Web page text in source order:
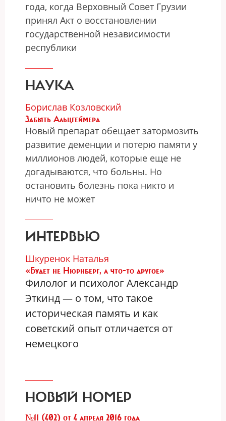
года, когда Верховный Совет Грузии
принял Акт о восстановлении
государственной независимости
республики
НАУКА
Борислав Козловский
Забыть Альцгеймера
Новый препарат обещает затормозить
развитие деменции и потерю памяти у
миллионов людей, которые еще не
догадываются, что больны. Но
остановить болезнь пока никто и
ничто не может
ИНТЕРВЬЮ
Шкуренок Наталья
«Будет не Нюрнберг, а что-то другое»
Филолог и психолог Александр
Эткинд — о том, что такое
историческая память и как
советский опыт отличается от
немецкого
НОВЫЙ НОМЕР
№11 (402) от 4 апреля 2016 года